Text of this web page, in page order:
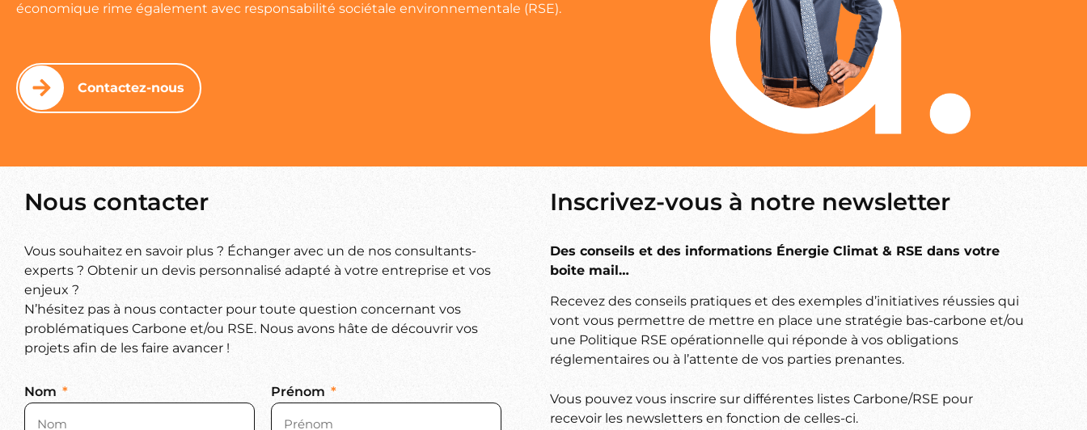
économique rime également avec responsabilité sociétale environnementale (RSE).
Contactez-nous
Nous contacter
Vous souhaitez en savoir plus ? Échanger avec un de nos consultants-
experts ? Obtenir un devis personnalisé adapté à votre entreprise et vos
enjeux ?
N’hésitez pas à nous contacter pour toute question concernant vos
problématiques Carbone et/ou RSE. Nous avons hâte de découvrir vos
projets afin de les faire avancer !
Nom Prénom
Inscrivez-vous à notre newsletter
Des conseils et des informations Énergie Climat & RSE dans votre
boite mail…
Recevez des conseils pratiques et des exemples d’initiatives réussies qui
vont vous permettre de mettre en place une stratégie bas-carbone et/ou
une Politique RSE opérationnelle qui réponde à vos obligations
réglementaires ou à l’attente de vos parties prenantes.
Vous pouvez vous inscrire sur différentes listes Carbone/RSE pour
recevoir les newsletters en fonction de celles-ci.